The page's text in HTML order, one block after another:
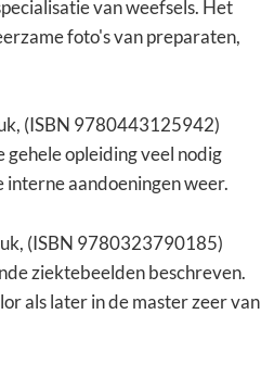
van weefsels. Het
foto's van preparaten,
(ISBN 9780443125942)
gehele opleiding veel nodig
aandoeningen weer.
(ISBN 9780323790185)
ziektebeelden beschreven.
als later in de master zeer van